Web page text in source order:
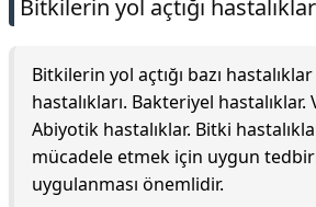
Bitkilerin yol açtığı
Bitkilerin yol açtığı bazı
hastalıkları. Bakteriyel hastalıklar.
Abiyotik hastalıklar. Bitki
mücadele etmek için uygun
uygulanması önemlidir.